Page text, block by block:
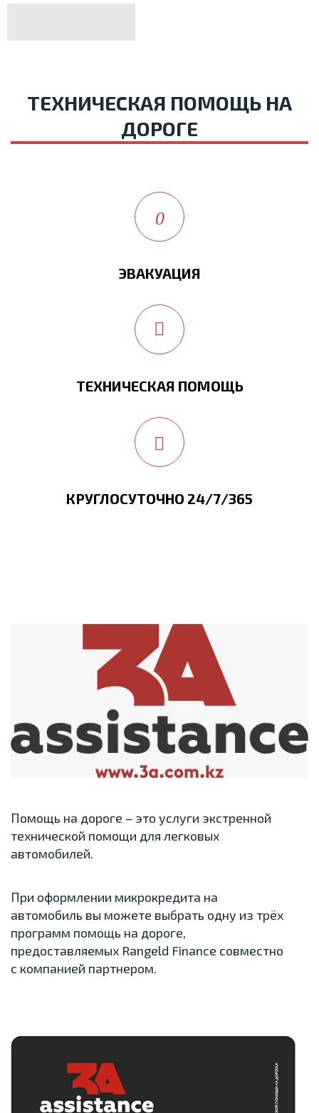
ТЕХНИЧЕСКАЯ ПОМОЩЬ НА
ДОРОГЕ
ЭВАКУАЦИЯ
ТЕХНИЧЕСКАЯ ПОМОЩЬ
КРУГЛОСУТОЧНО 24/7/365
Помощь на дороге – это услуги экстренной
технической помощи для легковых
автомобилей.
При оформлении микрокредита на
автомобиль вы можете выбрать одну из трёх
программ помощь на дороге,
предоставляемых Rangeld Finance совместно
с компанией партнером.